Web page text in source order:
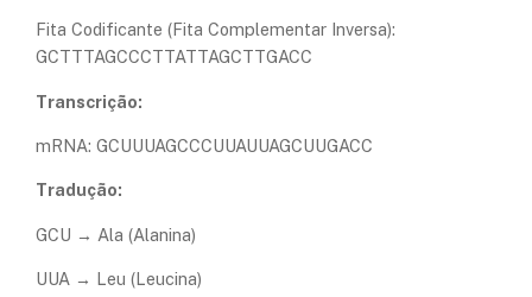
Fita Codificante (Fita Complementar Inversa):
GCTTTAGCCCTTATTAGCTTGACC
Transcrição:
mRNA: GCUUUAGCCCUUAUUAGCUUGACC
Tradução:
GCU → Ala (Alanina)
UUA → Leu (Leucina)